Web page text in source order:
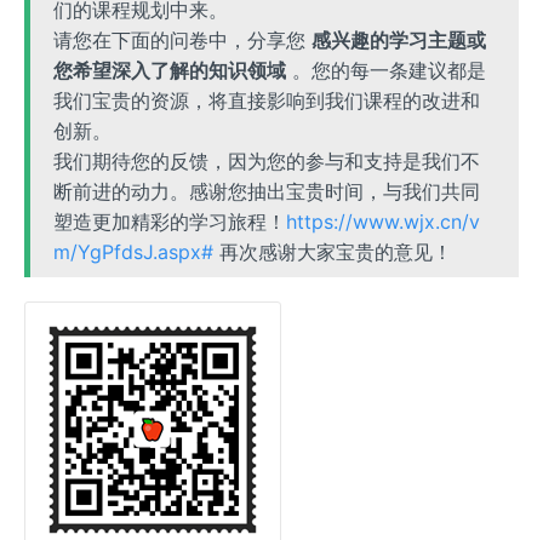
们的课程规划中来。
请您在下面的问卷中，分享您感兴趣的学习主题或
您希望深入了解的知识领域 。您的每一条建议都是
我们宝贵的资源，将直接影响到我们课程的改进和
创新。
我们期待您的反馈，因为您的参与和支持是我们不
断前进的动力。感谢您抽出宝贵时间，与我们共同
塑造更加精彩的学习旅程！ https://www.wjx.cn/v
m/YgPfdsJ.aspx# 再次感谢大家宝贵的意见！